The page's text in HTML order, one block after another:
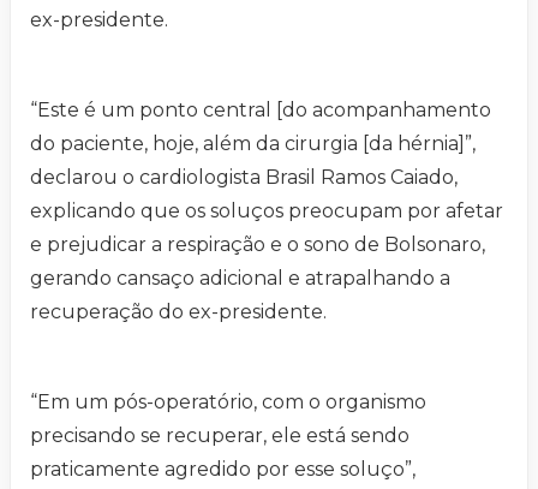
ex-presidente.
“Este é um ponto central [do acompanhamento
do paciente, hoje, além da cirurgia [da hérnia]”,
declarou o cardiologista Brasil Ramos Caiado,
explicando que os soluços preocupam por afetar
e prejudicar a respiração e o sono de Bolsonaro,
gerando cansaço adicional e atrapalhando a
recuperação do ex-presidente.
“Em um pós-operatório, com o organismo
precisando se recuperar, ele está sendo
praticamente agredido por esse soluço”,